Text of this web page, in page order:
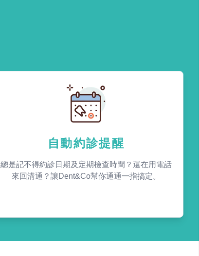
自動約診提醒
總是記不得約診日期及定期檢查時間？還在用電話
來回溝通？讓Dent&Co幫你通通一指搞定。